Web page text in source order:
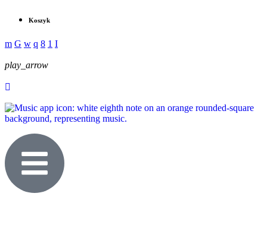
Koszyk
play_arrow